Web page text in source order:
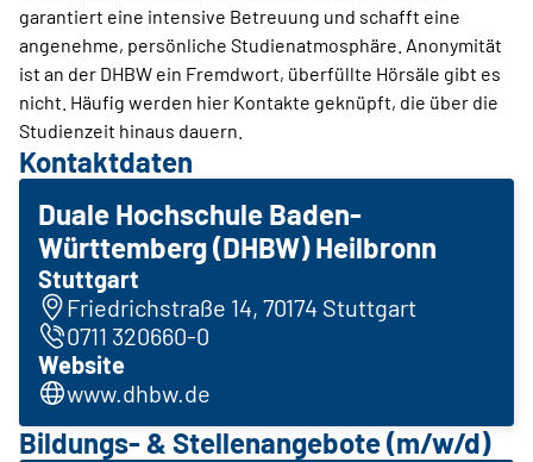
garantiert eine intensive Betreuung und schafft eine
angenehme, persönliche Studienatmosphäre. Anonymität
ist an der DHBW ein Fremdwort, überfüllte Hörsäle gibt es
nicht. Häufig werden hier Kontakte geknüpft, die über die
Studienzeit hinaus dauern.
Kontaktdaten
Duale Hochschule Baden-
Württemberg (DHBW) Heilbronn
Stuttgart
Friedrichstraße 14, 70174 Stuttgart
0711 320660-0
Website
www.dhbw.de
Bildungs- & Stellenangebote (m/w/d)